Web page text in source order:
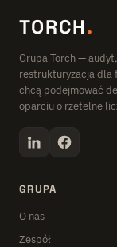
TORCH.
Grupa Torch —
restrukturyzacja dla
chcą podejmować
oparciu o rzetelne
GRUPA
O nas
Zespół